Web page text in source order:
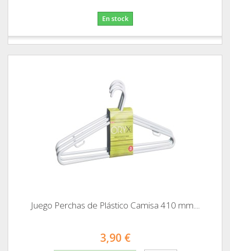
En stock
Juego Perchas de Plástico Camisa 410 mm....
3,90 €